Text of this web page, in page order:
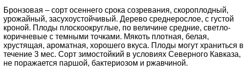
Бронзовая – сорт осеннего срока созревания, скороплодный,
урожайный, засухоустойчивый. Дерево среднерослое, с густой
кроной. Плоды плоскоокруглые, по величине средние, светло-
коричневые с темными точками. Мякоть плотная, белая,
хрустящая, ароматная, хорошего вкуса. Плоды могут храниться в
течение 3 мес. Сорт зимостойкий в условиях Северного Кавказа,
не поражается паршой, бактериозом и ржавчиной.